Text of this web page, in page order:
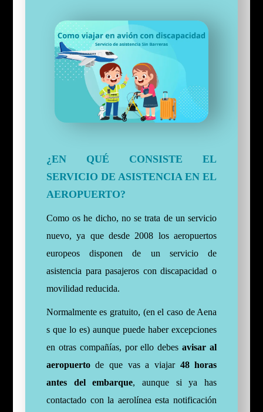
¿EN QUÉ CONSISTE EL
SERVICIO DE ASISTENCIA EN EL
AEROPUERTO?
Como os he dicho, no se trata de un servicio
nuevo, ya que desde 2008 los aeropuertos
europeos disponen de un servicio de
asistencia para pasajeros con discapacidad o
movilidad reducida.
Normalmente es gratuito, (en el caso de Aena
s que lo es) aunque puede haber excepciones
en otras compañías, por ello debesavisar al
aeropuertode que vas a viajar 48 horas
antes del embarque, aunque si ya has
contactado con la aerolínea esta notificación